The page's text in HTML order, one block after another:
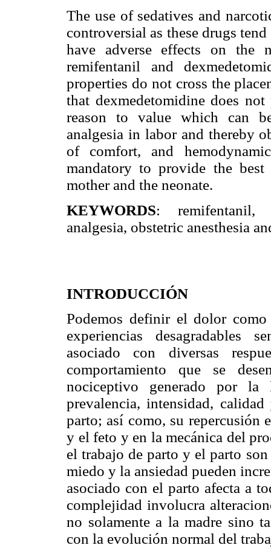
The use of sedatives and
controversial as these drugs
have adverse effects on the
remifentanil and
properties do not cross the
that dexmedetomidine does
reason to value which can
analgesia in labor and thereby
of comfort, and
mandatory to provide the
mother and the neonate.
KEYWORDS: remifentanil,
analgesia, obstetric anesthesia
INTRODUCCIÓN
Podemos definir el dolor
experiencias desagradables
asociado con diversas
comportamiento que se
nociceptivo generado por
prevalencia, intensidad,
parto; así como, su repercusión
y el feto y en la mecánica del
el trabajo de parto y el parto
miedo y la ansiedad pueden
asociado con el parto afecta a
complejidad involucra
no solamente a la madre sino
con la evolución normal del